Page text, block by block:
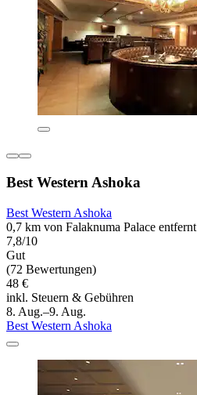
Best Western Ashoka
Best Western Ashoka
0,7 km von Falaknuma Palace entfernt
7,8/10
Gut
(72 Bewertungen)
48 €
inkl. Steuern & Gebühren
8. Aug.–9. Aug.
Best Western Ashoka